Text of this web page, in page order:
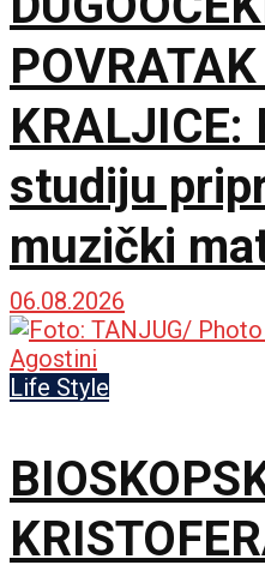
KRALJICE:
studiju
muzički
06.08.2026
Life Style